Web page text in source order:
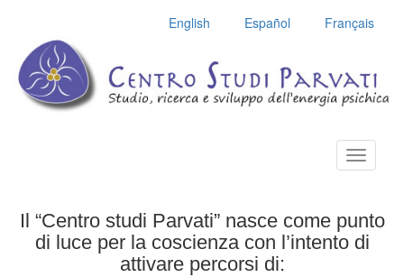
English Español Français
Toggle
Il “Centro studi Parvati” nasce come punto
di luce per la coscienza con l’intento di
attivare percorsi di: